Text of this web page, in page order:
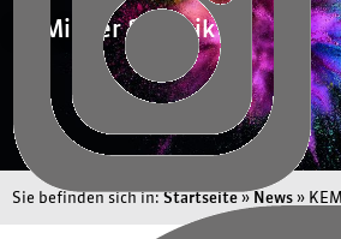
KEMianer & Musik
Sie befinden sich in:Startseite»News»